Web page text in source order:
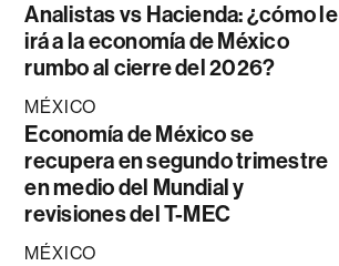
Analistas vs Hacienda: ¿cómo le
irá a la economía de México
rumbo al cierre del 2026?
MÉXICO
Economía de México se
recupera en segundo trimestre
en medio del Mundial y
revisiones del T-MEC
MÉXICO